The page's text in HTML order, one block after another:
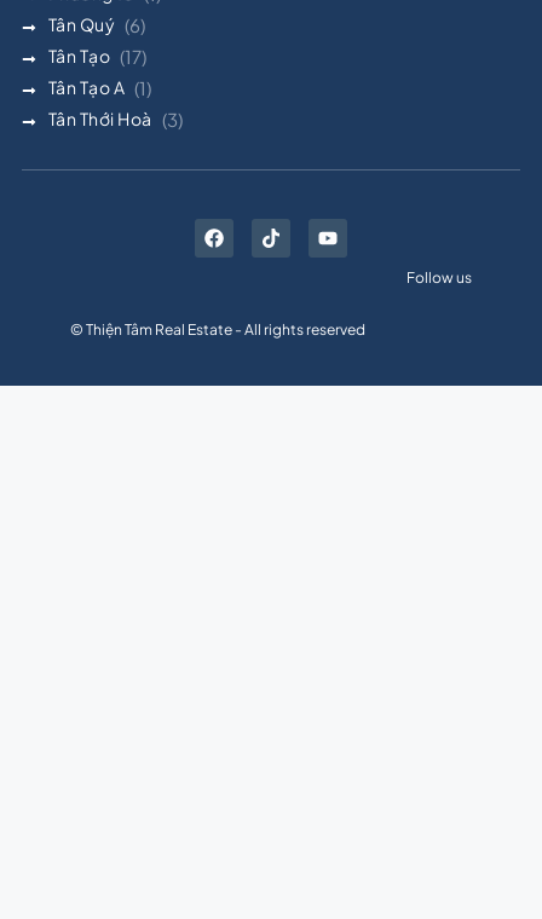
Tân Quý (6)
Tân Tạo (17)
Tân Tạo A (1)
Tân Thới Hoà (3)
© Thiện Tâm Real Estate - All rights reserved
Follow us